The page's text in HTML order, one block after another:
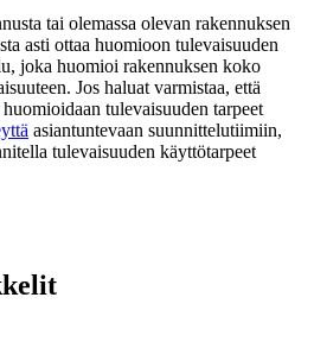
tai olemassa olevan rakennuksen
asti ottaa huomioon tulevaisuuden
joka huomioi rakennuksen koko
Jos haluat varmistaa, että
tulevaisuuden tarpeet
asiantuntevaan suunnittelutiimiin,
tulevaisuuden käyttötarpeet